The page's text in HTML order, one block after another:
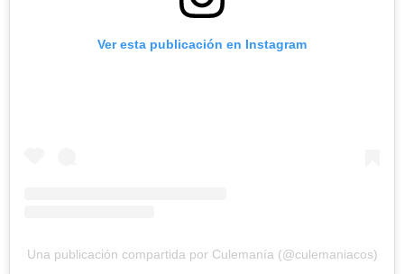
Ver esta publicación en Instagram
Una publicación compartida por Culemanía (@culemaniacos)